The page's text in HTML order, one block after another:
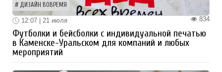
ДИЗАЙН ВОВРЕМЯ
834
12:07 | 21 июля
Футболки и бейсболки с индивидуальной печатью
в Каменске-Уральском для компаний и любых
мероприятий